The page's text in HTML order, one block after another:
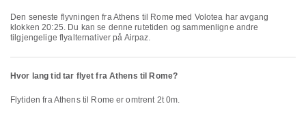
Den seneste flyvningen fra Athens til Rome med Volotea har avgang
klokken 20:25. Du kan se denne rutetiden og sammenligne andre
tilgjengelige flyalternativer på Airpaz.
Hvor lang tid tar flyet fra Athens til Rome?
Flytiden fra Athens til Rome er omtrent 2t 0m.